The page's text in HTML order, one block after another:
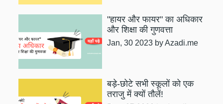
"हायर और फायर" का अधिकार
और शिक्षा की गुणवत्ता
Jan, 30 2023 by Azadi.me
बड़े-छोटे सभी स्कूलों को एक
तराजु में क्यों तौलें!